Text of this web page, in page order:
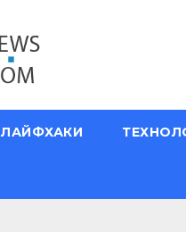
ЛАЙФХАКИ